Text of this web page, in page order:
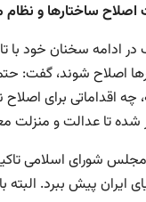
ساختارها و
در ادامه سخنان خود
چه اقداماتی برای
شده تا عدالت و منزلت
شورای اسلامی
ایران پیش ببرد.